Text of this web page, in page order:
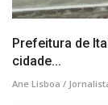
Prefeitura de
cidade...
Ane Lisboa /